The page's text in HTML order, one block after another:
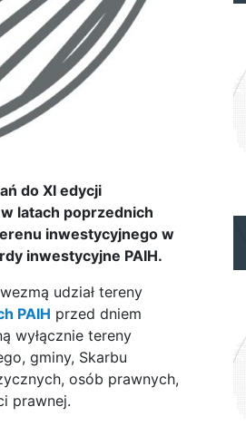
do XI edycji
latach poprzednich
inwestycyjnego w
inwestycyjne PAIH.
udział tereny
PAIH przed dniem
wyłącznie tereny
gminy, Skarbu
osób prawnych,
prawnej.